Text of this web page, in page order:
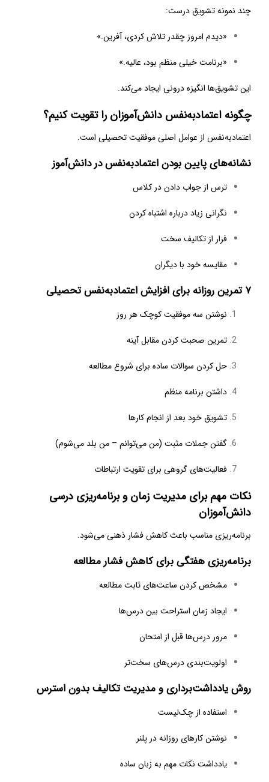
چند نمونه تشویق درست:
«دیدم امروز چقدر تلاش کردی، آفرین.»
«برنامت خیلی منظم بود، عالیه.»
این تشویق‌ها انگیزه درونی ایجاد می‌کند.
چگونه اعتمادبه‌نفس دانش‌آموزان را تقویت کنیم؟
اعتمادبه‌نفس از عوامل اصلی موفقیت تحصیلی است.
نشانه‌های پایین بودن اعتمادبه‌نفس در دانش‌آموز
ترس از جواب دادن در کلاس
نگرانی زیاد درباره اشتباه کردن
فرار از تکالیف سخت
مقایسه خود با دیگران
۷ تمرین روزانه برای افزایش اعتمادبه‌نفس تحصیلی
نوشتن سه موفقیت کوچک هر روز
تمرین صحبت کردن مقابل آینه
حل کردن سوالات ساده برای شروع مطالعه
داشتن برنامه منظم
تشویق خود بعد از انجام کارها
گفتن جملات مثبت (من می‌توانم – من بلد می‌شوم)
فعالیت‌های گروهی برای تقویت ارتباطات
نکات مهم برای مدیریت زمان و برنامه‌ریزی درسی
دانش‌آموزان
برنامه‌ریزی مناسب باعث کاهش فشار ذهنی می‌شود.
برنامه‌ریزی هفتگی برای کاهش فشار مطالعه
مشخص کردن ساعت‌های ثابت مطالعه
ایجاد زمان استراحت بین درس‌ها
مرور درس‌ها قبل از امتحان
اولویت‌بندی درس‌های سخت‌تر
روش یادداشت‌برداری و مدیریت تکالیف بدون استرس
استفاده از چک‌لیست
نوشتن کارهای روزانه در پلنر
یادداشت نکات مهم به زبان ساده